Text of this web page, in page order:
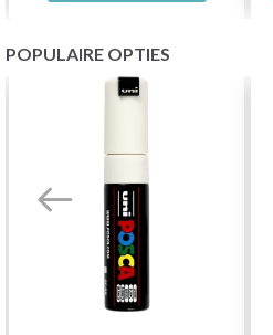
POPULAIRE OPTIES